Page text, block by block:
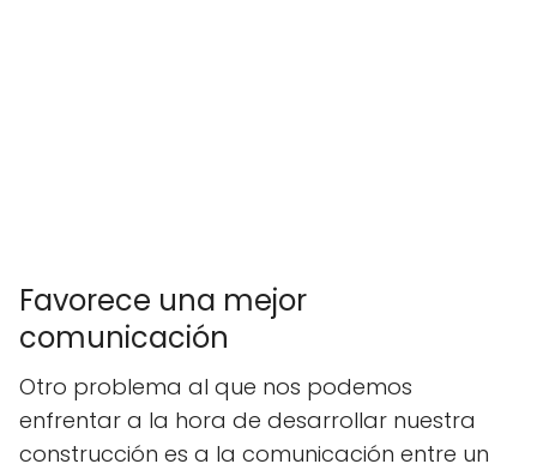
Favorece una mejor
comunicación
Otro problema al que nos podemos
enfrentar a la hora de desarrollar nuestra
construcción es a la comunicación entre un